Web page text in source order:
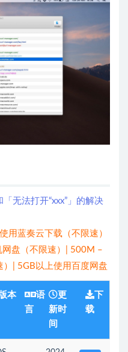
无法打开“xxx”」的解决
用蓝奏云下载（不限速）
网盘（不限速）| 500M –
| 5GB以上使用百度网盘
本
语
言
更
新时
间
下
载